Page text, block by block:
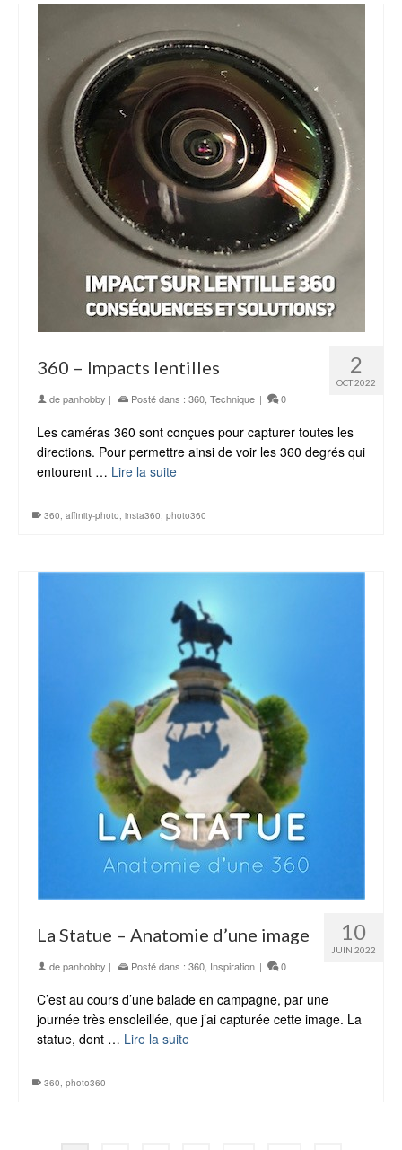
2
OCT 2022
360 – Impacts lentilles
depanhobby | Posté dans : 360 Technique | 0
Les caméras 360 sont conçues pour capturer toutes les
directions. Pour permettre ainsi de voir les 360 degrés qui
entourent … Lire la suite
360, affinity-photo, insta360, photo360
10
JUIN 2022
La Statue – Anatomie d’une image
depanhobby | Posté dans : 360 Inspiration | 0
C’est au cours d’une balade en campagne, par une
journée très ensoleillée, que j’ai capturée cette image. La
statue, dont … Lire la suite
360, photo360